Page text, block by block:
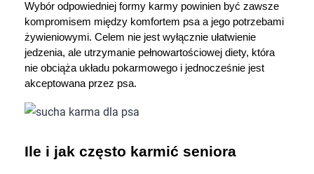
Wybór odpowiedniej formy karmy powinien być zawsze
kompromisem między komfortem psa a jego potrzebami
żywieniowymi. Celem nie jest wyłącznie ułatwienie
jedzenia, ale utrzymanie pełnowartościowej diety, która
nie obciąża układu pokarmowego i jednocześnie jest
akceptowana przez psa.
Ile i jak często karmić seniora